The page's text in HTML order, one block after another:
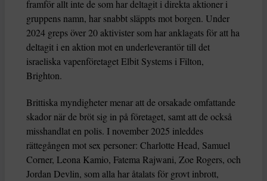
framför allt inte de som har deltagit i direkta aktioner i
gruppens namn, har snabbt släppts mot borgen. Under
2024 greps över 20 aktivister som har anklagats för att ha
deltagit i en aktion mot en underleverantör till det
israeliska vapenföretaget Elbit Systems i Filton,
Brighton.
Brittiska myndigheter menar att de orsakade omfattande
skador när de bröt sig in på företaget, samt att de också
misshandlat en polis. I november 2025 inleddes
rättegången mot sex personer: Charlotte Head, Samuel
Corner, Leona Kamio, Fatema Rajwani, Zoe Rogers, och
Jordan Devlin, som alla har åtalats för grovt inbrott,